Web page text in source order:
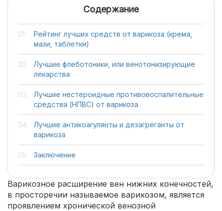
Содержание
Рейтинг лучших средств от варикоза (крема,
мази, таблетки)
Лучшие флеботоники, или венотонизирующие
лекарства
Лучшие нестероидные противовоспалительные
средства (НПВС) от варикоза
Лучшие антикоагулянты и дезагреганты от
варикоза
Заключение
Варикозное расширение вен нижних конечностей,
в просторечии называемое варикозом, является
проявлением хронической венозной